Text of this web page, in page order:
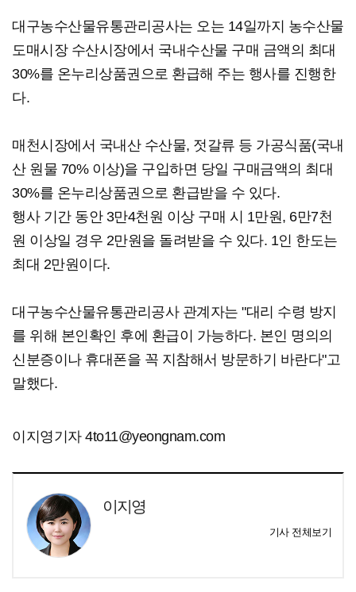
대구농수산물유통관리공사는 오는 14일까지 농수산물
도매시장 수산시장에서 국내수산물 구매 금액의 최대
30%를 온누리상품권으로 환급해 주는 행사를 진행한
다.
매천시장에서 국내산 수산물, 젓갈류 등 가공식품(국내
산 원물 70% 이상)을 구입하면 당일 구매금액의 최대
30%를 온누리상품권으로 환급받을 수 있다.
행사 기간 동안 3만4천원 이상 구매 시 1만원, 6만7천
원 이상일 경우 2만원을 돌려받을 수 있다. 1인 한도는
최대 2만원이다.
대구농수산물유통관리공사 관계자는 "대리 수령 방지
를 위해 본인확인 후에 환급이 가능하다. 본인 명의의
신분증이나 휴대폰을 꼭 지참해서 방문하기 바란다"고
말했다.
이지영기자 4to11@yeongnam.com
이지영
기사 전체보기